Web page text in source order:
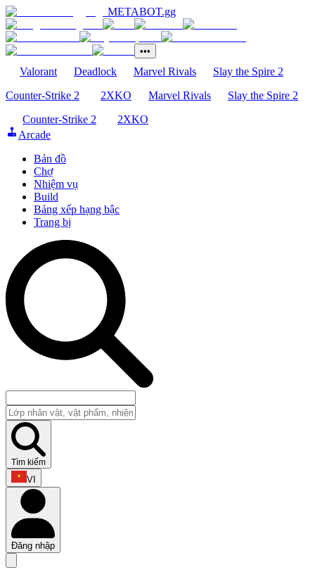
METABOT.gg
•••
Valorant Deadlock Marvel Rivals
Slay the Spire 2
Counter-Strike 2
2XKO Marvel Rivals
Slay the Spire 2
Counter-Strike 2
2XKO
Arcade
Bản đồ
Chợ
Nhiệm vụ
Build
Bảng xếp hạng bậc
Trang bị
Tìm kiếm
VI
Đăng nhập